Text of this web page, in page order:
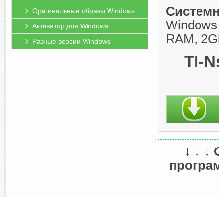
Оригинальные образы Windows
Активатор для Windows
Разные версии Windows
RAM,
TI-
↓ ↓ ↓